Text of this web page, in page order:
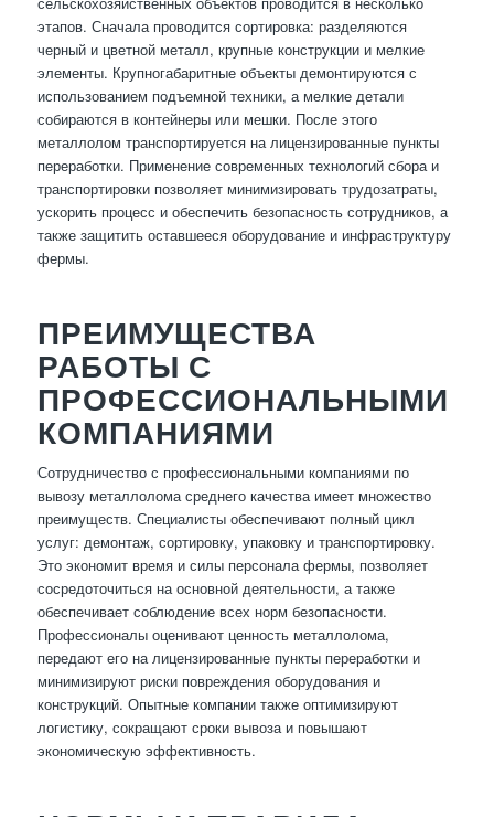
этапов. Сначала проводится сортировка: разделяются
черный и цветной металл, крупные конструкции и мелкие
элементы. Крупногабаритные объекты демонтируются с
использованием подъемной техники, а мелкие детали
собираются в контейнеры или мешки. После этого
металлолом транспортируется на лицензированные пункты
переработки. Применение современных технологий сбора и
транспортировки позволяет минимизировать трудозатраты,
ускорить процесс и обеспечить безопасность сотрудников, а
также защитить оставшееся оборудование и инфраструктуру
фермы.
ПРЕИМУЩЕСТВА
РАБОТЫ С
ПРОФЕССИОНАЛЬНЫМИ
КОМПАНИЯМИ
Сотрудничество с профессиональными компаниями по
вывозу металлолома среднего качества имеет множество
преимуществ. Специалисты обеспечивают полный цикл
услуг: демонтаж, сортировку, упаковку и транспортировку.
Это экономит время и силы персонала фермы, позволяет
сосредоточиться на основной деятельности, а также
обеспечивает соблюдение всех норм безопасности.
Профессионалы оценивают ценность металлолома,
передают его на лицензированные пункты переработки и
минимизируют риски повреждения оборудования и
конструкций. Опытные компании также оптимизируют
логистику, сокращают сроки вывоза и повышают
экономическую эффективность.